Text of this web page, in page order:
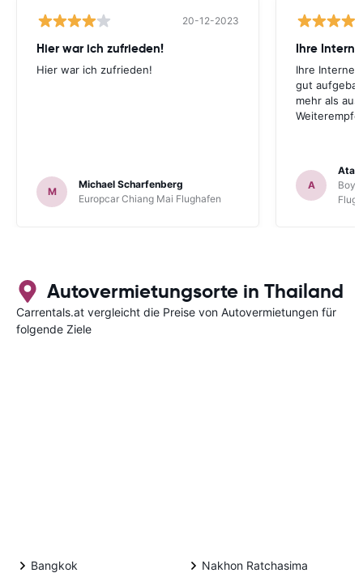
20-12-2023
Hier war ich zufrieden!
Hier war ich zufrieden!
M
Michael Scharfenberg
Europcar Chiang Mai Flughafen
Ihre
gut
mehr als
A
Autovermietungsorte in Thailand
Carrentals.at vergleicht die Preise von Autovermietungen für
folgende Ziele
Bangkok
Nakhon Ratchasima